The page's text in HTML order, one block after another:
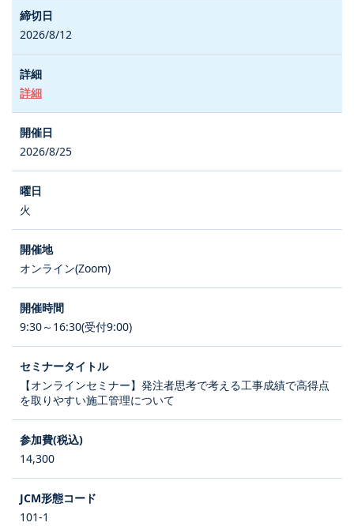
2026/8/12
詳細
2026/8/25
火
オンライン(Zoom)
9:30～16:30(受付9:00)
【オンラインセミナー】発注者思考で考える工事成績で高得点
を取りやすい施工管理について
14,300
101-1